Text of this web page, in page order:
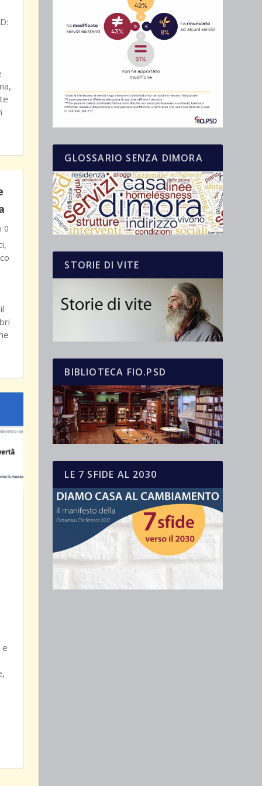
0
e
GLOSSARIO SENZA DIMORA
STORIE DI VITE
BIBLIOTECA FIO.PSD
LE 7 SFIDE AL 2030